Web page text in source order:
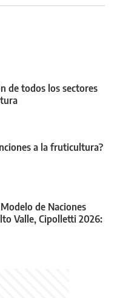
de todos los sectores
a la fruticultura?
de Naciones
Valle, Cipolletti 2026: